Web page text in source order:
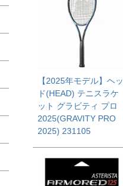
【2025年モデル】ヘッ
ド(HEAD) テニスラケ
ット グラビティ プロ
2025(GRAVITY PRO
2025) 231105